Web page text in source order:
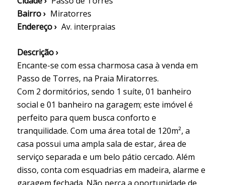
Bairro › Miratorres
Endereço › Av. interpraias
Descrição ›
Encante-se com essa charmosa casa à venda em
Passo de Torres, na Praia Miratorres.
Com 2 dormitórios, sendo 1 suíte, 01 banheiro
social e 01 banheiro na garagem; este imóvel é
perfeito para quem busca conforto e
tranquilidade. Com uma área total de 120m², a
casa possui uma ampla sala de estar, área de
serviço separada e um belo pátio cercado. Além
disso, conta com esquadrias em madeira, alarme e